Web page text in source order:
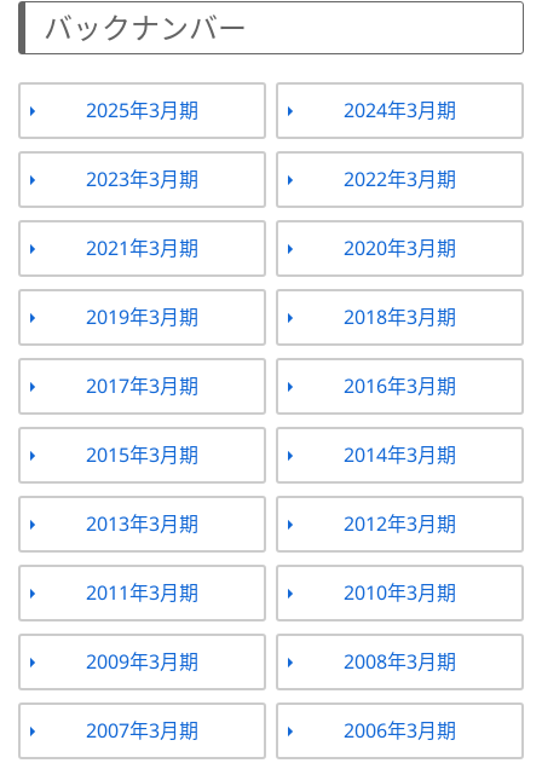
バックナンバー
2025年3月期 2024年3月期
2023年3月期 2022年3月期
2021年3月期 2020年3月期
2019年3月期 2018年3月期
2017年3月期 2016年3月期
2015年3月期 2014年3月期
2013年3月期 2012年3月期
2011年3月期 2010年3月期
2009年3月期 2008年3月期
2007年3月期 2006年3月期